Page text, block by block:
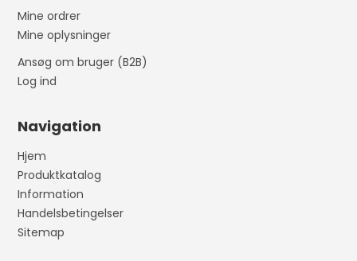
Mine ordrer
Mine oplysninger
Ansøg om bruger (B2B)
Log ind
Navigation
Hjem
Produktkatalog
Information
Handelsbetingelser
Sitemap